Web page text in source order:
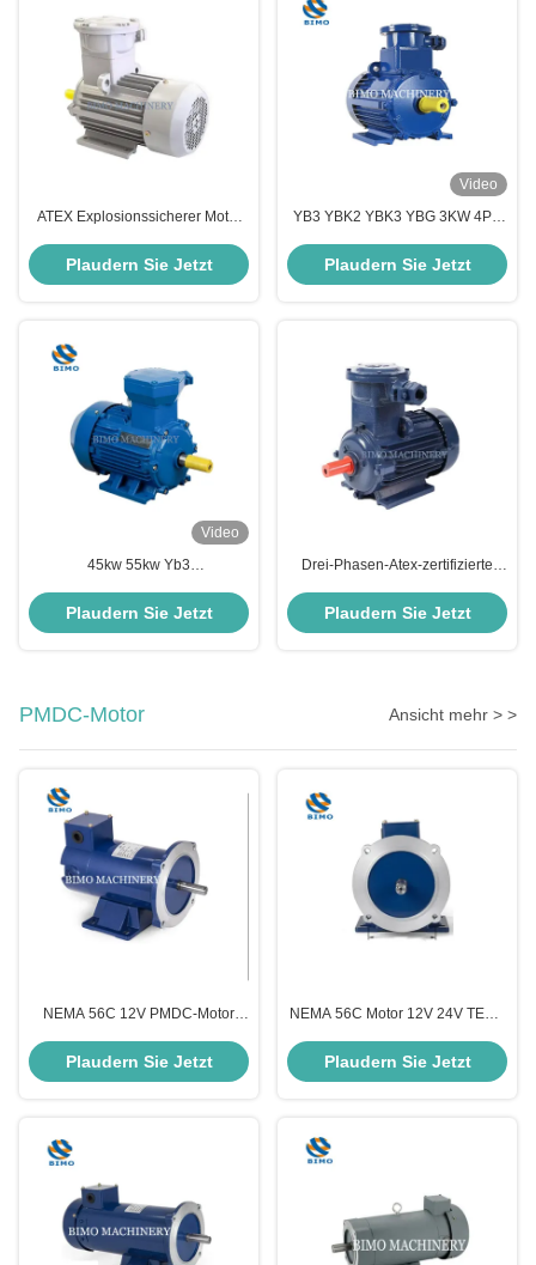
ATEX Explosionssicherer Motor
Ybx4 Elektrischer
Dreiphasenmotor
Plaudern Sie Jetzt
Video
YB3 YBK2 YBK3 YBG 3KW 4PS
Wechselstrommotor
Geräuscharm Leichtgewicht
Plaudern Sie Jetzt
Video
45kw 55kw Yb3
Dreiphasen-Induktionsmotor B3
Fuß
Plaudern Sie Jetzt
Drei-Phasen-Atex-zertifizierte
Elektromotor
Plaudern Sie Jetzt
PMDC-Motor Ansicht mehr > >
NEMA 56C 12V PMDC-Motor
Elektromotor
Plaudern Sie Jetzt
NEMA 56C Motor 12V 24V TENV
abnehmbarer Basis
Plaudern Sie Jetzt